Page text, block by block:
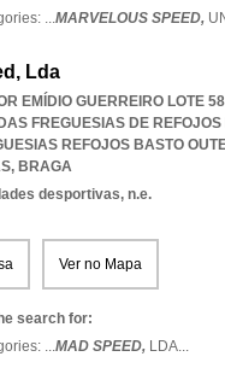
...MARVELOUS SPEED,
Lda
EMÍDIO GUERREIRO LOTE
FREGUESIAS DE
REFOJOS BASTO
, BRAGA
desportivas, n.e.
Ver no Mapa
search for:
...MAD SPEED, LDA...